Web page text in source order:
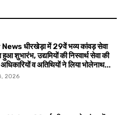
धीरखेड़ा में 29वें भव्य कांवड़ सेवा
हुआ शुभारंभ, उद्यमियों की निस्वार्थ सेवा की
व अतिथियों ने लिया भोलेनाथ...
2026